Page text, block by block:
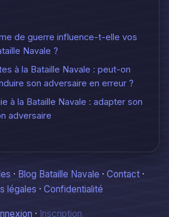
de guerre influence-t-elle vos
Navale ?
à la Bataille Navale : peut-on
son adversaire en erreur ?
à la Bataille Navale : adapter son
adversaire
· Blog Bataille Navale · Contact·
légales · Confidentialité
· Inscription